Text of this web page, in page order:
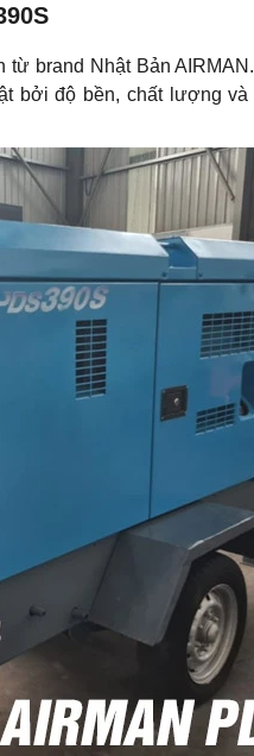
brand Nhật Bản
bởi độ bền, chất lượng và